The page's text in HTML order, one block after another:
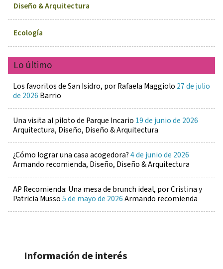
Diseño & Arquitectura
Ecología
Lo último
Los favoritos de San Isidro, por Rafaela Maggiolo 27 de julio
de 2026 Barrio
Una visita al piloto de Parque Incario 19 de junio de 2026
Arquitectura, Diseño, Diseño & Arquitectura
¿Cómo lograr una casa acogedora?4 de junio de 2026
Armando recomienda, Diseño, Diseño & Arquitectura
AP Recomienda: Una mesa de brunch ideal, por Cristina y
Patricia Musso5 de mayo de 2026Armando recomienda
Información de interés